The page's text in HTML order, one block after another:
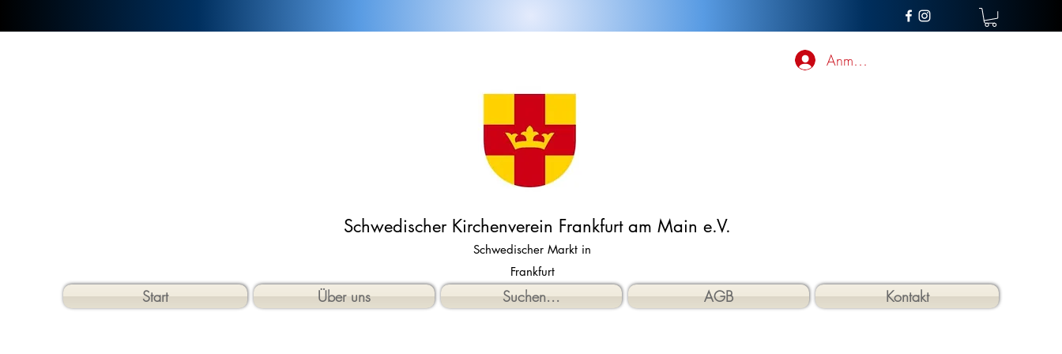
Schwedischer Kirchenverein Frankfurt am Main e.V.
Schwedischer Markt in
Frankfurt
Anmelden
Start Über uns Suchen... AGB Kontakt